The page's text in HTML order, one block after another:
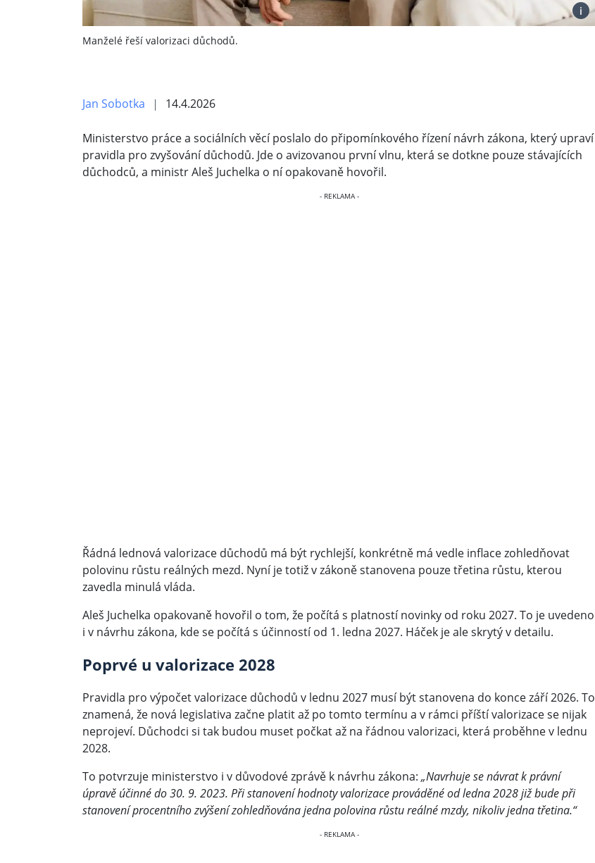
i
Manželé řeší valorizaci důchodů.
Jan Sobotka 14.4.2026
Ministerstvo práce a sociálních věcí poslalo do připomínkového řízení návrh zákona, který upraví
pravidla pro zvyšování důchodů. Jde o avizovanou první vlnu, která se dotkne pouze stávajících
důchodců, a ministr Aleš Juchelka o ní opakovaně hovořil.
Řádná lednová valorizace důchodů má být rychlejší, konkrétně má vedle inflace zohledňovat
polovinu růstu reálných mezd. Nyní je totiž v zákoně stanovena pouze třetina růstu, kterou
zavedla minulá vláda.
Aleš Juchelka opakovaně hovořil o tom, že počítá s platností novinky od roku 2027. To je uvedeno
i v návrhu zákona, kde se počítá s účinností od 1. ledna 2027. Háček je ale skrytý v detailu.
Poprvé u valorizace 2028
Pravidla pro výpočet valorizace důchodů v lednu 2027 musí být stanovena do konce září 2026. To
znamená, že nová legislativa začne platit až po tomto termínu a v rámci příští valorizace se nijak
neprojeví. Důchodci si tak budou muset počkat až na řádnou valorizaci, která proběhne v lednu
2028.
To potvrzuje ministerstvo i v důvodové zprávě k návrhu zákona: „Navrhuje se návrat k právní
úpravě účinné do 30. 9. 2023. Při stanovení hodnoty valorizace prováděné od ledna 2028 již bude při
stanovení procentního zvýšení zohledňována jedna polovina růstu reálné mzdy, nikoliv jedna třetina.“